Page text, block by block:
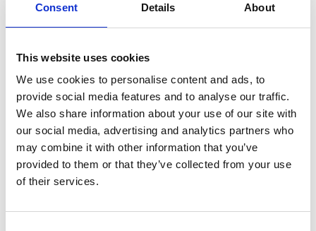
Consent Details About
This website uses cookies
We use cookies to personalise content and ads, to
provide social media features and to analyse our traffic.
We also share information about your use of our site with
our social media, advertising and analytics partners who
may combine it with other information that you’ve
provided to them or that they’ve collected from your use
of their services.
nella cultura mongola. E l’ascesa politica dei
leader
spirituali tibetani accade nel 1642 – quando l’esercito
teocratico. È a partire da quel momento che l’autorità
politica del Dalai Lama inizia a consolidarsi, anche se
con una supremazia limitata: molte regioni orientali del
Tibet, come le storiche Amdo e Kham, rimangono infatti
per decenni fuori dal controllo effettivo del governo
Gelug.
L’immagine di un Tibet unito sotto il Dalai Lama è